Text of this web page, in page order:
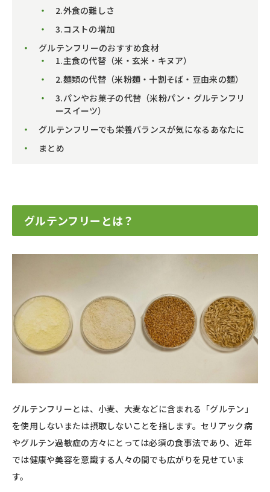
2.外食の難しさ
3.コストの増加
グルテンフリーのおすすめ食材
1.主食の代替（米・玄米・キヌア）
2.麺類の代替（米粉麺・十割そば・豆由来の麺）
3.パンやお菓子の代替（米粉パン・グルテンフリ
ースイーツ）
グルテンフリーでも栄養バランスが気になるあなたに
まとめ
グルテンフリーとは？
グルテンフリーとは、小麦、大麦などに含まれる「グルテン」
を使用しないまたは摂取しないことを指します。セリアック病
やグルテン過敏症の方々にとっては必須の食事法であり、近年
では健康や美容を意識する人々の間でも広がりを見せていま
す。​